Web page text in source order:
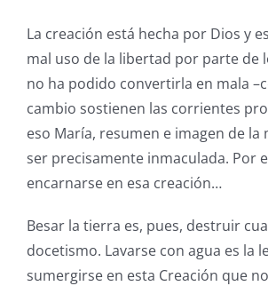
La creación está hecha por Dios y
mal uso de la libertad por parte de
no ha podido convertirla en mala
cambio sostienen las corrientes
eso María, resumen e imagen de la
ser precisamente inmaculada. Por
encarnarse en esa creación…
Besar la tierra es, pues, destruir
docetismo. Lavarse con agua es la
sumergirse en esta Creación que